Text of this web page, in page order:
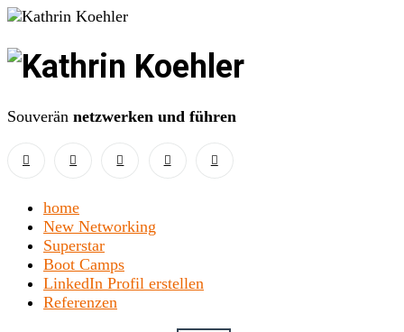
Kathrin
Koehler
Souverän netzwerken und führen
home
New Networking
Superstar
Boot Camps
LinkedIn Profil erstellen
Referenzen